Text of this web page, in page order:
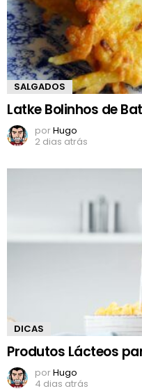
SALGADOS
Latke Bolinhos de
porHugo
2 dias atrás
DICAS
Produtos Lácteos
porHugo
4 dias atrás